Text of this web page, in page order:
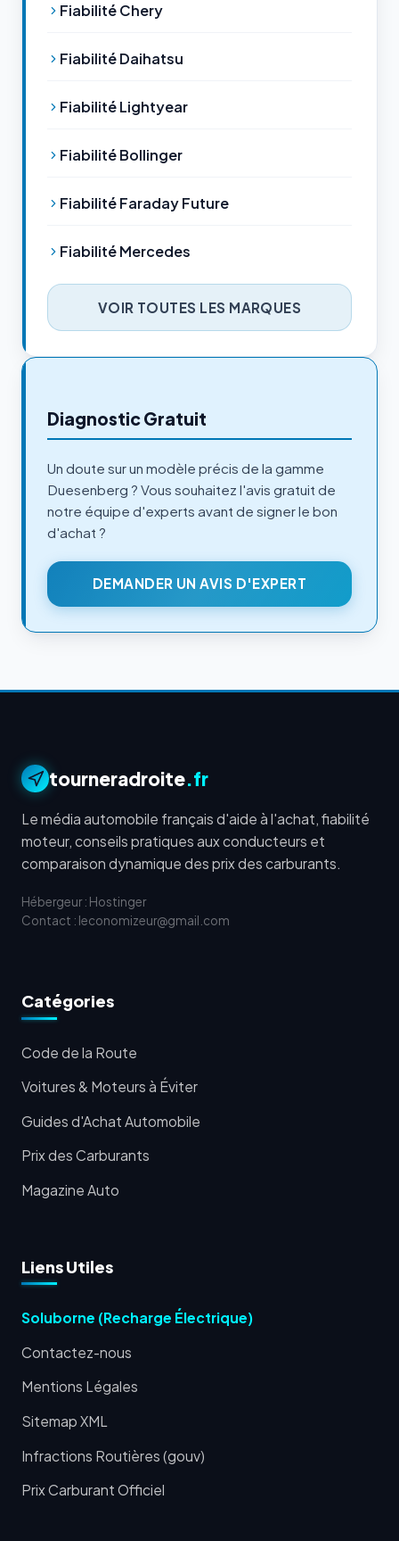
Fiabilité Chery
Fiabilité Daihatsu
Fiabilité Lightyear
Fiabilité Bollinger
Fiabilité Faraday Future
Fiabilité Mercedes
VOIR TOUTES LES MARQUES
Diagnostic Gratuit
Un doute sur un modèle précis de la gamme
Duesenberg ? Vous souhaitez l'avis gratuit de
notre équipe d'experts avant de signer le bon
d'achat ?
DEMANDER UN AVIS D'EXPERT
tourneradroite.fr
Le média automobile français d'aide à l'achat, fiabilité
moteur, conseils pratiques aux conducteurs et
comparaison dynamique des prix des carburants.
Hébergeur : Hostinger
Contact : leconomizeur@gmail.com
Catégories
Code de la Route
Voitures & Moteurs à Éviter
Guides d'Achat Automobile
Prix des Carburants
Magazine Auto
Liens Utiles
Soluborne (Recharge Électrique)
Contactez-nous
Mentions Légales
Sitemap XML
Infractions Routières (gouv)
Prix Carburant Officiel